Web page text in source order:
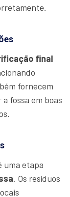
final
fornecem
fossa em boas
uma etapa
. Os resíduos